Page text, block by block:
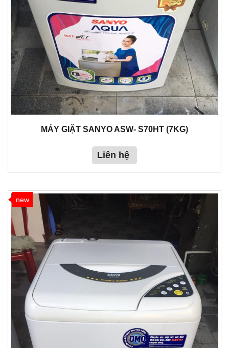
MÁY GIẶT SANYO ASW- S70HT (7KG)
Liên hệ
new